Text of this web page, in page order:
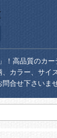
！高品質のカ
カラー、サイ
合せ下さいませ